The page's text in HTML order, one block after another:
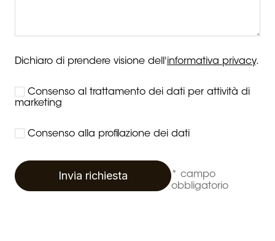
Dichiaro di prendere visione dell'informativa privacy.
Consenso al trattamento dei dati per attività di
marketing
Consenso alla profilazione dei dati
Invia richiesta
* campo
obbligatorio